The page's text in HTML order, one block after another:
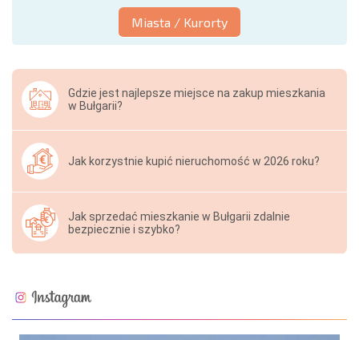
Miasta / Kurorty
Gdzie jest najlepsze miejsce na zakup mieszkania
w Bułgarii?
Jak korzystnie kupić nieruchomość w 2026 roku?
Jak sprzedać mieszkanie w Bułgarii zdalnie
bezpiecznie i szybko?